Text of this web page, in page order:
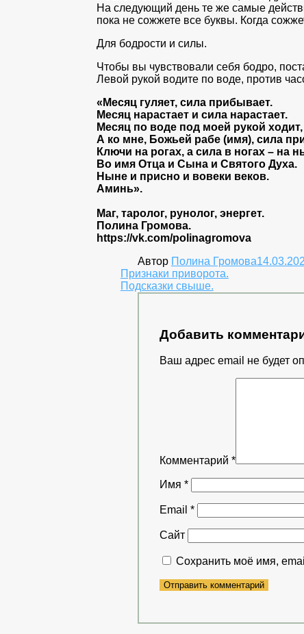
На следующий день те же самые
пока не сожжете все буквы. Когда
Для бодрости и силы.
Чтобы вы чувствовали себя бодро,
Левой рукой водите по воде, против
«Месяц гуляет, сила прибывает.
Месяц нарастает и сила нарастает.
Месяц по воде под моей рукой ходит,
А ко мне, Божьей рабе (имя), сила
Ключи на рогах, а сила в ногах – на
Во имя Отца и Сына и Святого Духа.
Ныне и присно и вовеки веков.
Аминь».
Маг, таролог, рунолог, энергет.
Полина Громова.
https://vk.com/polinagromova
Автор Полина Громова
Навигация
по
Признаки приворота.
Подсказки свыше.
Добавить
Ваш адрес email не будет
Комментарий *
Имя *
Email *
Сайт
Сохранить моё имя,